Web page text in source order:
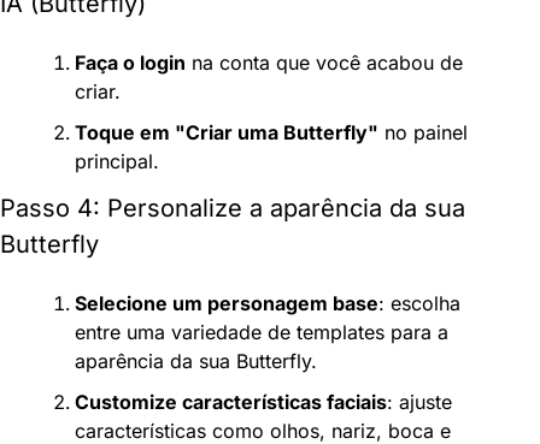
Faça o login na conta que você acabou de
criar.
Toque em "Criar uma Butterfly" no painel
principal.
Passo 4: Personalize a aparência da sua
Butterfly
Selecione um personagem base: escolha
entre uma variedade de templates para a
aparência da sua Butterfly.
Customize características faciais: ajuste
características como olhos, nariz, boca e